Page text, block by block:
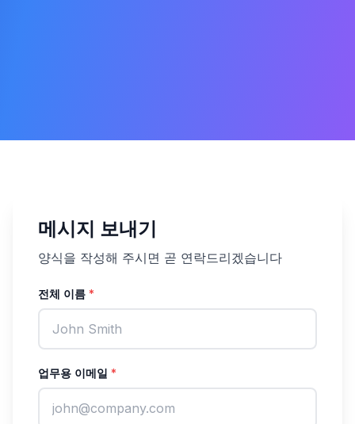
메시지 보내기
양식을 작성해 주시면 곧 연락드리겠습니다
전체 이름 *
업무용 이메일 *